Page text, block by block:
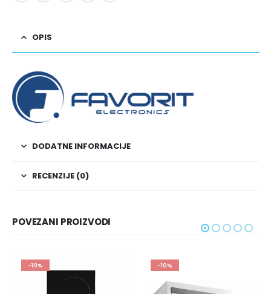
OPIS
DODATNE INFORMACIJE
RECENZIJE (0)
POVEZANI PROIZVODI
-10% -10%